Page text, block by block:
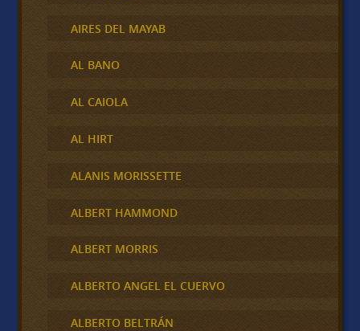
AIRES DEL MAYAB
AL BANO
AL CAIOLA
AL HIRT
ALANIS MORISSETTE
ALBERT HAMMOND
ALBERT MORRIS
ALBERTO ANGEL EL CUERVO
ALBERTO BELTRÁN